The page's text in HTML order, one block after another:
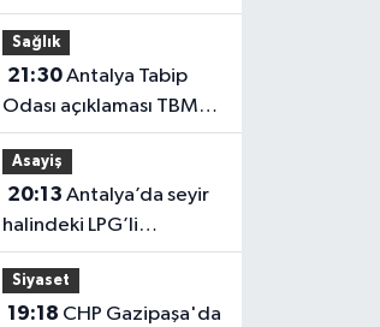
belediye meclis üyesiyle
güçlendi
Sağlık
21:30Antalya Tabip
Odası açıklaması TBMM
gündeminde
Asayiş
20:13
halindeki LPG’li
otomobil alev aldı: 4
yaralı
Siyaset
19:18